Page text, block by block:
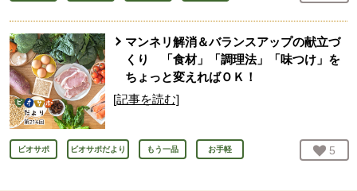
マンネリ解消＆バランスアップの献立づ
くり 「食材」「調理法」「味つけ」を
ちょっと変えればＯＫ！
[記事を読む]
ビオサポ ビオサポだより もう一品 お手軽 お気
5